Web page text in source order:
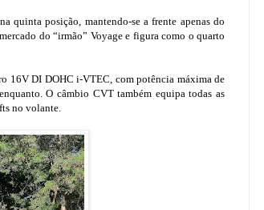
quinta posição, mantendo-se a frente apenas do
do “irmão” Voyage e figura como o quarto
16V DI DOHC i-VTEC, com potência máxima de
O câmbio CVT também equipa todas as
no volante.